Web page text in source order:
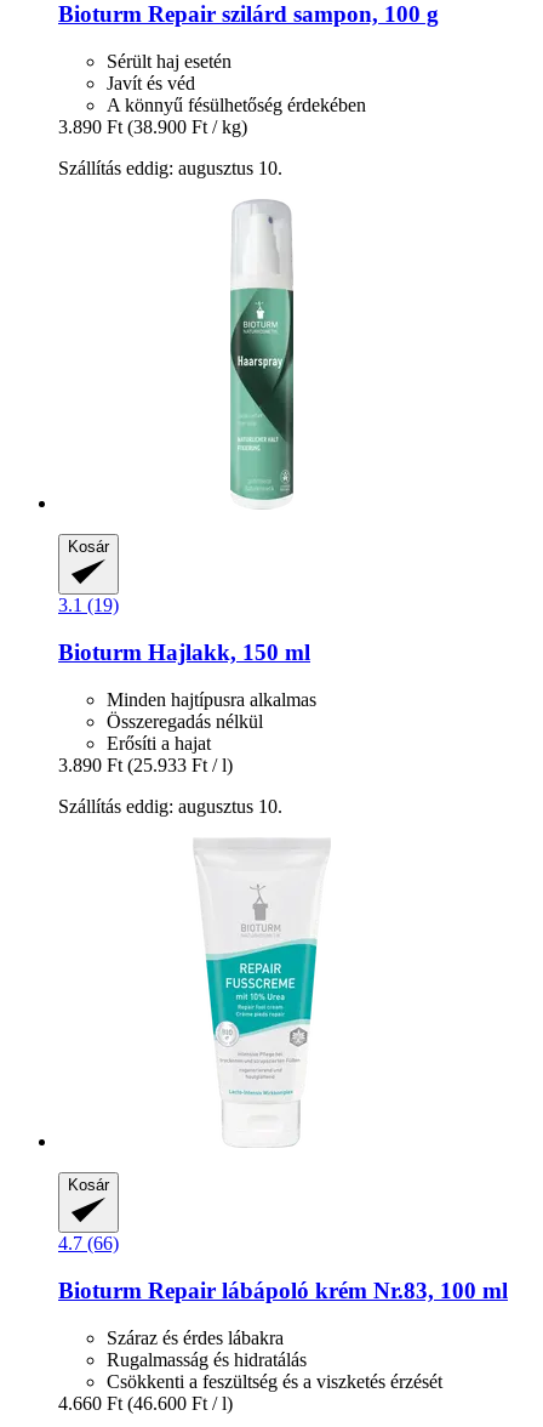
Bioturm Repair szilárd sampon, 100 g
Sérült haj esetén
Javít és véd
A könnyű fésülhetőség érdekében
3.890 Ft (38.900 Ft / kg)
Szállítás eddig: augusztus 10.
Kosár
3.1 (19)
Bioturm Hajlakk, 150 ml
Minden hajtípusra alkalmas
Összeregadás nélkül
Erősíti a hajat
3.890 Ft (25.933 Ft / l)
Szállítás eddig: augusztus 10.
Kosár
4.7 (66)
Bioturm Repair lábápoló krém Nr.83, 100 ml
Száraz és érdes lábakra
Rugalmasság és hidratálás
Csökkenti a feszültség és a viszketés érzését
4.660 Ft (46.600 Ft / l)